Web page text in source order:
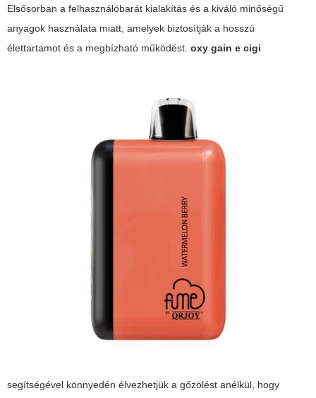
Elsősorban a felhasználóbarát kialakítás és a kiváló minőségű
anyagok használata miatt, amelyek biztosítják a hosszú
élettartamot és a megbízható működést. oxy gain e cigi
segítségével könnyedén élvezhetjük a gőzölést anélkül, hogy